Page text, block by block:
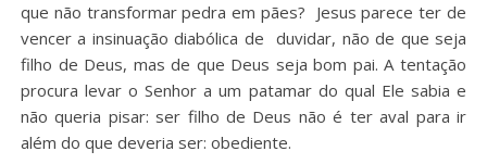
que não transformar pedra em pães? Jesus parece ter de
vencer a insinuação diabólica de duvidar, não de que seja
filho de Deus, mas de que Deus seja bom pai. A tentação
procura levar o Senhor a um patamar do qual Ele sabia e
não queria pisar: ser filho de Deus não é ter aval para ir
além do que deveria ser: obediente.